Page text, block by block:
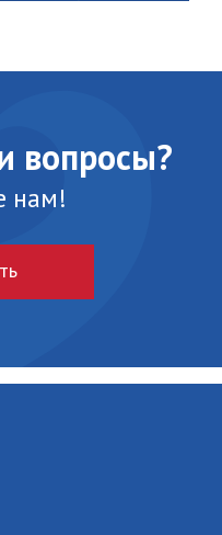
вопросы?
нам!